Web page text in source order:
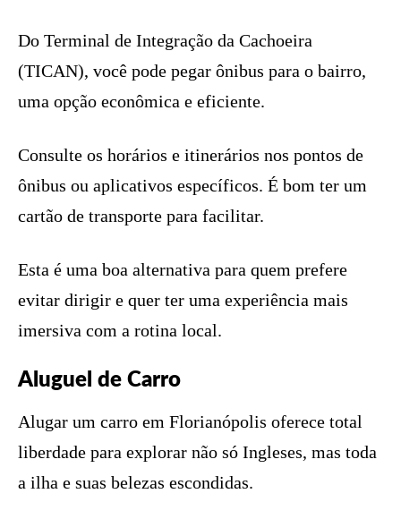
Do Terminal de Integração da Cachoeira
(TICAN), você pode pegar ônibus para o bairro,
uma opção econômica e eficiente.
Consulte os horários e itinerários nos pontos de
ônibus ou aplicativos específicos. É bom ter um
cartão de transporte para facilitar.
Esta é uma boa alternativa para quem prefere
evitar dirigir e quer ter uma experiência mais
imersiva com a rotina local.
Aluguel de Carro
Alugar um carro em Florianópolis oferece total
liberdade para explorar não só Ingleses, mas toda
a ilha e suas belezas escondidas.